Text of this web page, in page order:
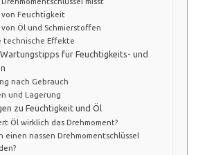
von Feuchtigkeit
von Öl und Schmierstoffen
technische Effekte
für Feuchtigkeits- und
nach Gebrauch
und Lagerung
zu Feuchtigkeit und Öl
Öl wirklich das Drehmoment?
einen nassen Drehmomentschlüssel